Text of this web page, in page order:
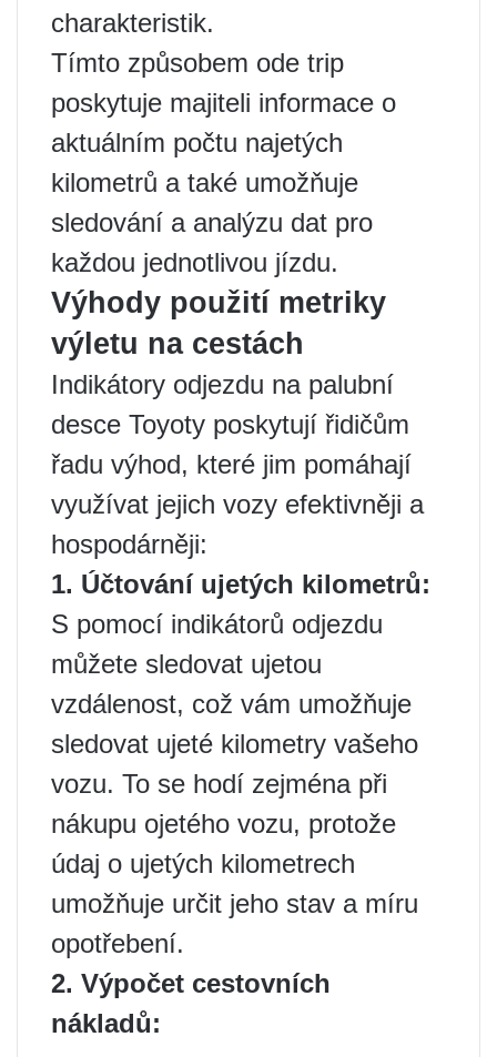
charakteristik.
Tímto způsobem ode trip
poskytuje majiteli informace o
aktuálním počtu najetých
kilometrů a také umožňuje
sledování a analýzu dat pro
každou jednotlivou jízdu.
Výhody použití metriky
výletu na cestách
Indikátory odjezdu na palubní
desce Toyoty poskytují řidičům
řadu výhod, které jim pomáhají
využívat jejich vozy efektivněji a
hospodárněji:
1. Účtování ujetých kilometrů:
S pomocí indikátorů odjezdu
můžete sledovat ujetou
vzdálenost, což vám umožňuje
sledovat ujeté kilometry vašeho
vozu. To se hodí zejména při
nákupu ojetého vozu, protože
údaj o ujetých kilometrech
umožňuje určit jeho stav a míru
opotřebení.
2. Výpočet cestovních
nákladů: